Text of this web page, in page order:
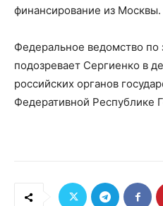
финансирование из Москвы.
Федеральное ведомство по
подозревает Сергиенко в
российских органов
Федеративной Республике